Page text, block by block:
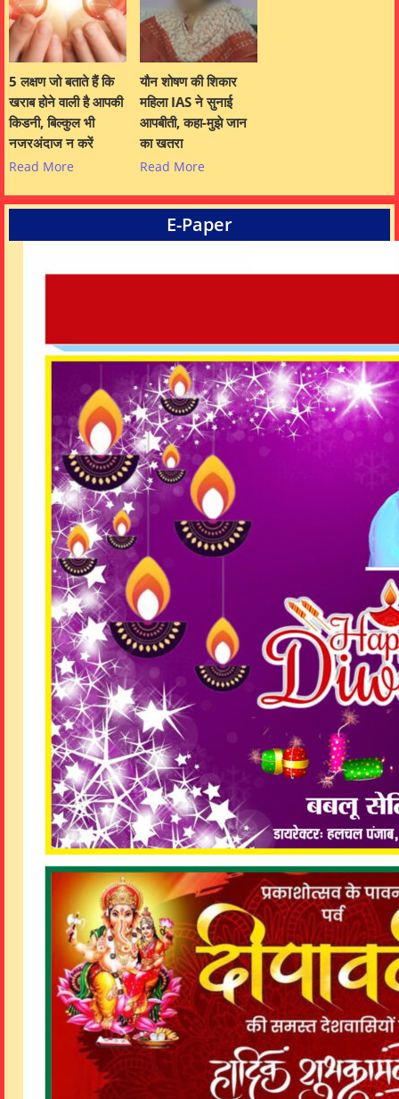
5 लक्षण जो बताते हैं कि
खराब होने वाली है आपकी
किडनी, बिल्कुल भी
नजरअंदाज न करें
Read More
यौन शोषण की शिकार
महिला IAS ने सुनाई
आपबीती, कहा-मुझे जान
का खतरा
Read More
E-Paper